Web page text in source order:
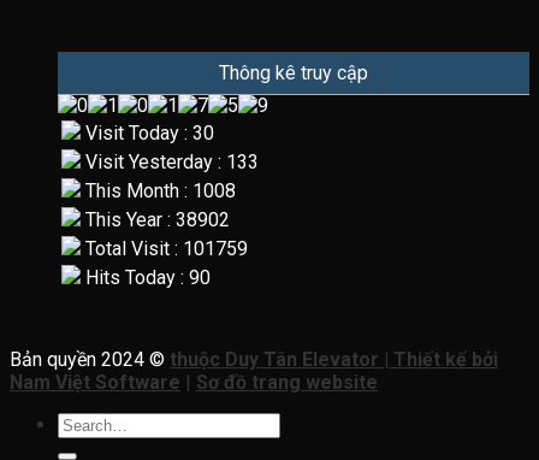
Thông kê truy cập
Visit Today : 30
Visit Yesterday : 133
This Month : 1008
This Year : 38902
Total Visit : 101759
Hits Today : 90
Bản quyền 2024 © thuộc Duy Tân Elevator | Thiết kế bởi
Nam Việt Software
Sơ đồ trang website
Search